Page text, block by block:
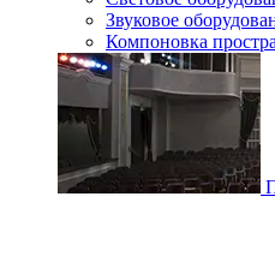
Звуковое
Компоновка